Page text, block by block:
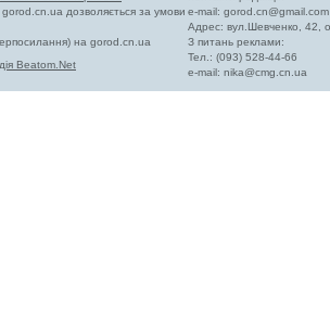
gorod.cn.ua дозволяється за умови
на gorod.cn.ua
Beatom.Net
e-mail:gorod.cn@gmail.com
Адрес: вул.Шевченко, 42,
З питань реклами:
Тел.: (093) 528-44-66
e-mail:nika@cmg.cn.ua